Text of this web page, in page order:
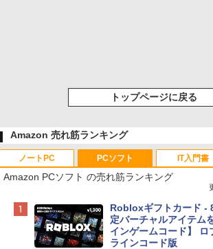
トップページに戻る
Amazon 売れ筋ランキング
ノートPC
Apple 2026 MacBook
プ搭載13インチノート
e Intelligenceのために
inaディスプレイ、8GB
PCソフト
Amazon PCソフト の売れ筋ランキング
Robloxギフトカード -
定バーチャルアイテム
インゲームコード】 ロ
ラインコード版
IT入門書